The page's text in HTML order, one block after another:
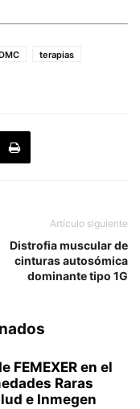
terapias
Artículo siguiente
Distrofia muscular de
cinturas autosómica
dominante tipo 1G
FEMEXER en el
Raras
e Inmegen